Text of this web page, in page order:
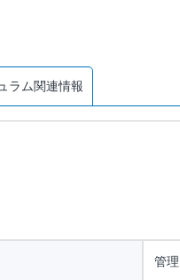
ラム関連情報
管